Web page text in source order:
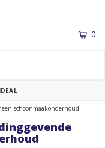
0
schoonmaakonderhoud